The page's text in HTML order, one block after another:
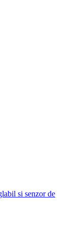
si senzor de